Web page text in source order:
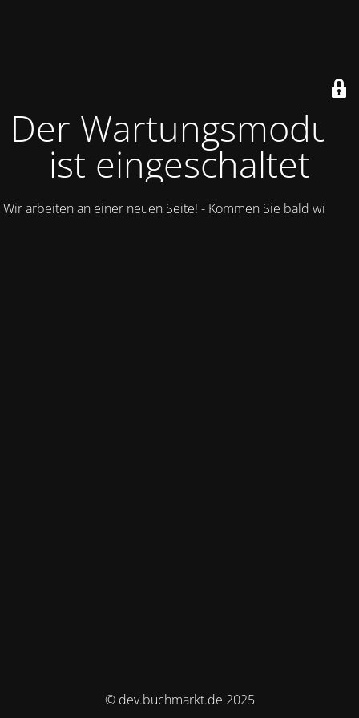
Der Wartungsmodus
ist eingeschaltet
Wir arbeiten an einer neuen Seite! - Kommen Sie bald wieder.
© dev.buchmarkt.de 2025